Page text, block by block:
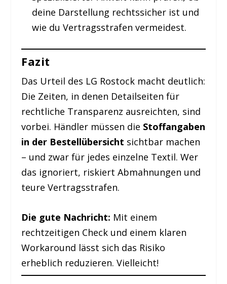
deine Darstellung rechtssicher ist und
wie du Vertragsstrafen vermeidest.
Fazit
Das Urteil des LG Rostock macht deutlich:
Die Zeiten, in denen Detailseiten für
rechtliche Transparenz ausreichten, sind
vorbei. Händler müssen die Stoffangaben
in der Bestellübersicht sichtbar machen
– und zwar für jedes einzelne Textil. Wer
das ignoriert, riskiert Abmahnungen und
teure Vertragsstrafen.
Die gute Nachricht: Mit einem
rechtzeitigen Check und einem klaren
Workaround lässt sich das Risiko
erheblich reduzieren. Vielleicht!